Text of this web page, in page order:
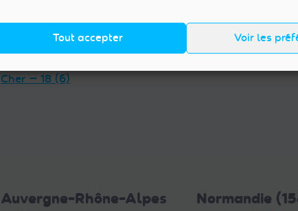
Tout accepter Voir les
Eure-et-Loir — 28 (23)
Loir-et-Cher — 41 (14)
Cher — 18 (6)
Mayenne — 53 (14)
Loire-Atlantique —
Auvergne-Rhône-Alpes
Normandie